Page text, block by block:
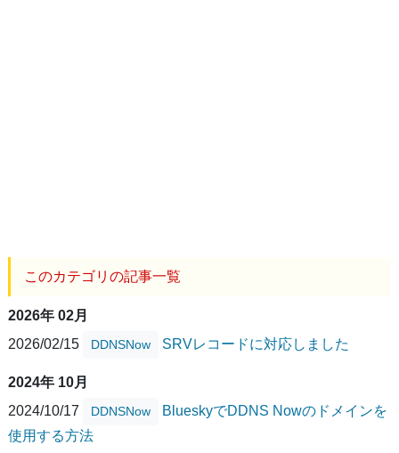
このカテゴリの記事一覧
2026年 02月
2026/02/15
DDNSNow SRVレコードに対応しました
2024年 10月
2024/10/17
DDNSNow
BlueskyでDDNS Nowのドメインを
使用する方法